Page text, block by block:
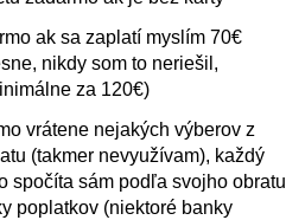
ak sa zaplatí myslím 70€
nikdy som to neriešil,
za 120€)
vrátene nejakých výberov z
(takmer nevyužívam), každý
spočíta sám podľa svojho obratu
poplatkov (niektoré banky